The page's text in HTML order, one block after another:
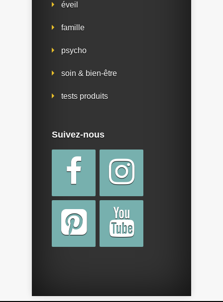
éveil
famille
psycho
soin & bien-être
tests produits
Suivez-nous